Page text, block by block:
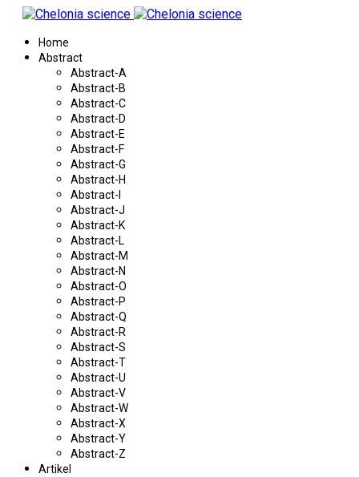
Home
Abstract
Abstract-A
Abstract-B
Abstract-C
Abstract-D
Abstract-E
Abstract-F
Abstract-G
Abstract-H
Abstract-I
Abstract-J
Abstract-K
Abstract-L
Abstract-M
Abstract-N
Abstract-O
Abstract-P
Abstract-Q
Abstract-R
Abstract-S
Abstract-T
Abstract-U
Abstract-V
Abstract-W
Abstract-X
Abstract-Y
Abstract-Z
Artikel